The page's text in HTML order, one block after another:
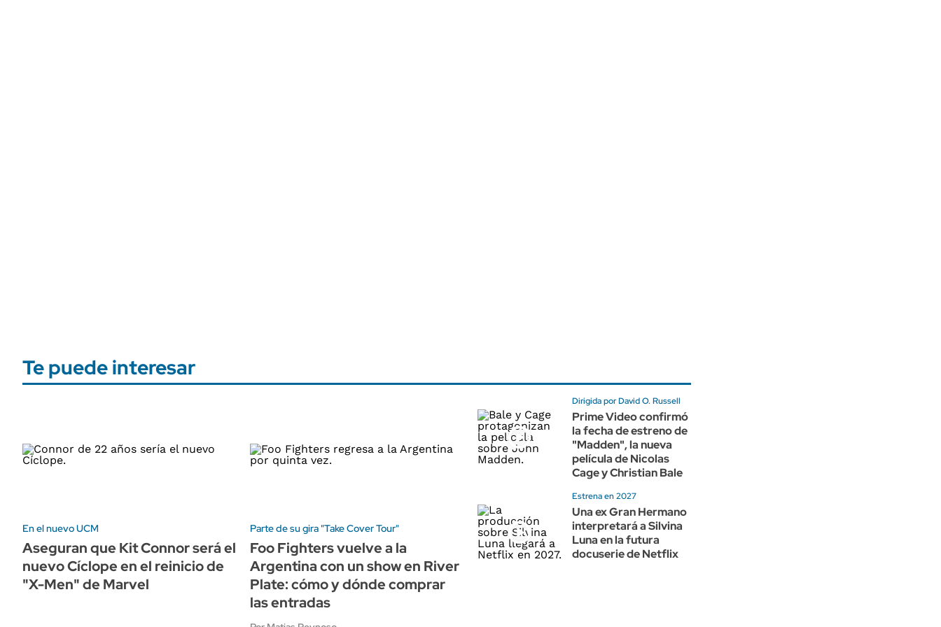
Te puede interesar
En el nuevo UCM
Aseguran que Kit Connor será el
nuevo Cíclope en el reinicio de
"X-Men" de Marvel
Parte de su gira "Take Cover Tour"
Foo Fighters vuelve a la
Argentina con un show en River
Plate: cómo y dónde comprar
las entradas
Dirigida por David O. Russell
Prime Video confirmó
la fecha de estreno de
"Madden", la nueva
película de Nicolas
Cage y Christian Bale
Estrena en 2027
Una ex Gran Hermano
interpretará a Silvina
Luna en la futura
docuserie de Netflix